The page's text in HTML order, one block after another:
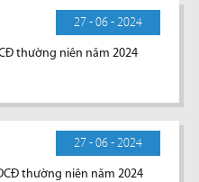
27 - 06 - 2024
thường niên năm 2024
27 - 06 - 2024
thường niên năm 2024